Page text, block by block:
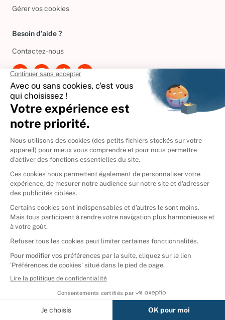
Afficher tous les résultats
Gérer vos cookies
Besoin d'aide ?
Contactez-nous
International
🇪🇸 Espagne
🇩🇪Allemagne
🇮🇹 Italie